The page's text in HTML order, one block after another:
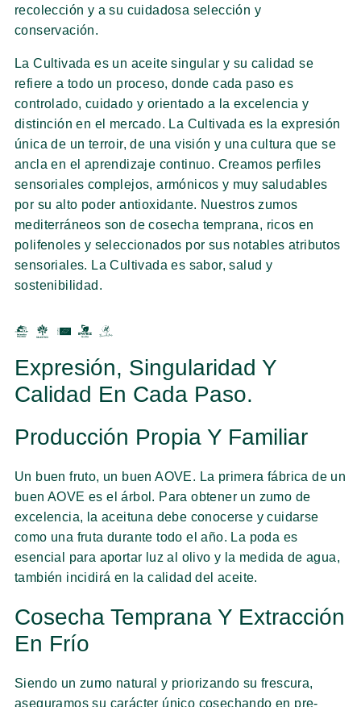
recolección y a su cuidadosa selección y
conservación.
La Cultivada es un aceite singular y su calidad se
refiere a todo un proceso, donde cada paso es
controlado, cuidado y orientado a la excelencia y
distinción en el mercado. La Cultivada es la expresión
única de un terroir, de una visión y una cultura que se
ancla en el aprendizaje continuo. Creamos perfiles
sensoriales complejos, armónicos y muy saludables
por su alto poder antioxidante. Nuestros zumos
mediterráneos son de cosecha temprana, ricos en
polifenoles y seleccionados por sus notables atributos
sensoriales. La Cultivada es sabor, salud y
sostenibilidad.
Expresión, Singularidad Y
Calidad En Cada Paso.
Producción Propia Y Familiar
Un buen fruto, un buen AOVE. La primera fábrica de un
buen AOVE es el árbol. Para obtener un zumo de
excelencia, la aceituna debe conocerse y cuidarse
como una fruta durante todo el año. La poda es
esencial para aportar luz al olivo y la medida de agua,
también incidirá en la calidad del aceite.
Cosecha Temprana Y Extracción
En Frío
Siendo un zumo natural y priorizando su frescura,
aseguramos su carácter único cosechando en pre-